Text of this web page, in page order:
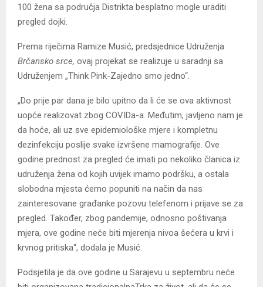
100 žena sa područja Distrikta besplatno mogle uraditi
pregled dojki.
Prema riječima Ramize Musić, predsjednice Udruženja
Brčansko srce, ovaj projekat se realizuje u saradnji sa
Udruženjem „Think Pink-Zajedno smo jedno“.
„Do prije par dana je bilo upitno da li će se ova aktivnost
uopće realizovat zbog COVIDa-a. Međutim, javljeno nam je
da hoće, ali uz sve epidemiološke mjere i kompletnu
dezinfekciju poslije svake izvršene mamografije. Ove
godine prednost za pregled će imati po nekoliko članica iz
udruženja žena od kojih uvijek imamo podršku, a ostala
slobodna mjesta ćemo popuniti na način da nas
zainteresovane građanke pozovu telefenom i prijave se za
pregled. Također, zbog pandemije, odnosno poštivanja
mjera, ove godine neće biti mjerenja nivoa šećera u krvi i
krvnog pritiska“, dodala je Musić.
Podsjetila je da ove godine u Sarajevu u septembru neće